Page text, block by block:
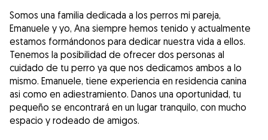
Somos una familia dedicada a los perros mi pareja,
Emanuele y yo, Ana siempre hemos tenido y actualmente
estamos formándonos para dedicar nuestra vida a ellos.
Tenemos la posibilidad de ofrecer dos personas al
cuidado de tu perro ya que nos dedicamos ambos a lo
mismo. Emanuele, tiene experiencia en residencia canina
asi como en adiestramiento. Danos una oportunidad, tu
pequeño se encontrará en un lugar tranquilo, con mucho
espacio y rodeado de amigos.